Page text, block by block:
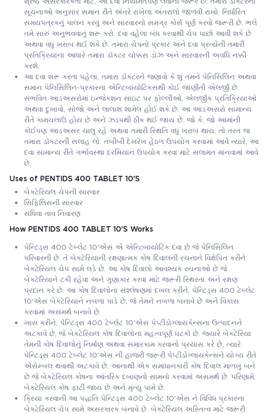
સૂચનાઓ અનુસાર સમાન રીતે અંતરે રાખેલા અંતરાલો જાળવી રાખો. નિર્ધારિત
સમયપત્રકનું પાલન કરવું અને સારવારનો સમગ્ર કોર્સ પૂર્ણ કરવો જરૂરી છે, ભલે
તમે સારું અનુભવવાનું શરૂ કરો. દવા વહેલા બંધ કરવાથી ચેપ પાછો આવી શકે છે
અથવા વધુ ખરાબ થઈ શકે છે. તમારા ચેપનો પ્રકાર અને દવા પ્રત્યેની તમારી
પ્રતિક્રિયાના આધારે તમારા ડૉક્ટર ચોક્કસ ડોઝ અને સારવારની અવધિ નક્કી
કરશે.
આ દવા શરૂ કરતા પહેલા, તમારા ડૉક્ટરને જણાવો કે શું તમને પેનિસિલિન અથવા
સમાન પેનિસિલિન-પ્રકારના એન્ટિબાયોટિક્સથી કોઈ જાણીતી એલર્જી છે.
સંભવિત આડઅસરોમાં ઇન્જેક્શન સાઇટ પર ફોલ્લીઓ, એલર્જીક પ્રતિક્રિયાઓ
અથવા દુખાવો, સોજો અને લાલાશ શામેલ હોઈ શકે છે. આ આડઅસરો સામાન્ય
રીતે કામચલાઉ હોય છે અને ઝડપથી ઠીક થઈ જાય છે. જો કે, જો આમાંની
કોઈપણ આડઅસર ચાલુ રહે અથવા તમારી સ્થિતિ વધુ ખરાબ થાય, તો તરત જ
તમારા ડૉક્ટરની સલાહ લો. તબીબી દેખરેખ હેઠળ ઉપયોગ કરવામાં આવે ત્યારે, આ
દવા સામાન્ય રીતે ગર્ભાવસ્થા દરમિયાન ઉપયોગ કરવા માટે સલામત માનવામાં આવે
છે.
Uses of PENTIDS 400 TABLET 10'S
બેક્ટેરિયલ ચેપની સારવાર
સિફિલિસની સારવાર
સંધિવા તાવ નિવારણ
How PENTIDS 400 TABLET 10'S Works
પેન્ટિડ્સ 400 ટેબ્લેટ 10'એસ એ એન્ટિબાયોટિક દવા છે જે પેનિસિલિન
પરિવારની છે. તે બેક્ટેરિયાની રક્ષણાત્મક કોષ દિવાલની રચનાને વિક્ષેપિત કરીને
બેક્ટેરિયલ ચેપ સામે લડે છે. આ કોષ દિવાલો આવશ્યક રચનાઓ છે જે
બેક્ટેરિયાને ટકી રહેવા અને ગુણાકાર કરવા માટે જરૂરી સ્થિરતા અને રક્ષણ
પ્રદાન કરે છે. આ કોષ દિવાલોના સંશ્લેષણમાં દખલ કરીને, પેન્ટિડ્સ 400 ટેબ્લેટ
10'એસ બેક્ટેરિયાને નબળા પાડે છે, જે તેમને નબળા બનાવે છે અને વિકાસ
કરવામાં અસમર્થ બનાવે છે.
ખાસ કરીને, પેન્ટિડ્સ 400 ટેબ્લેટ 10'એસ પેપ્ટીડોગ્લાયકેન્સના ઉત્પાદનને
અટકાવે છે, જે બેક્ટેરિયલ કોષ દિવાલોના મહત્વપૂર્ણ ઘટકો છે. જ્યારે બેક્ટેરિયા
તેમની કોષ દિવાલોનું નિર્માણ અથવા સમારકામ કરવાનો પ્રયાસ કરે છે, ત્યારે
પેન્ટિડ્સ 400 ટેબ્લેટ 10'એસ ની હાજરી જરૂરી પેપ્ટીડોગ્લાયકેન્સને યોગ્ય રીતે
એસેમ્બલ થવાથી અટકાવે છે. આનાથી એક સમાધાનકારી કોષ દિવાલ માળખું બને
છે જે બેક્ટેરિયલ કોષના આંતરિક દબાણનો સામનો કરવામાં અસમર્થ છે. પરિણામે,
બેક્ટેરિયલ કોષ ફાટી જાય છે અને મૃત્યુ પામે છે.
ક્રિયા કરવાની આ પદ્ધતિ પેન્ટિડ્સ 400 ટેબ્લેટ 10'એસ ને વિવિધ પ્રકારના
બેક્ટેરિયલ ચેપ સામે અસરકારક બનાવે છે. બેક્ટેરિયલ અસ્તિત્વ માટે જરૂરી